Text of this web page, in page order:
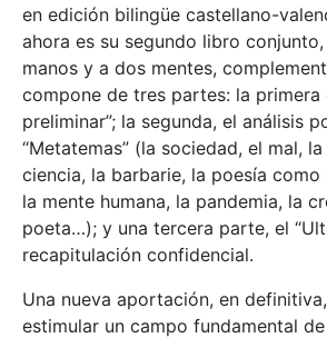
en edición bilingüe castellano-
ahora es su segundo libro
manos y a dos mentes,
compone de tres partes: la primera
preliminar”; la segunda, el análisis
“Metatemas” (la sociedad, el mal,
ciencia, la barbarie, la poesía
la mente humana, la pandemia, la
poeta…); y una tercera parte, el
recapitulación confidencial.
Una nueva aportación, en
estimular un campo fundamental